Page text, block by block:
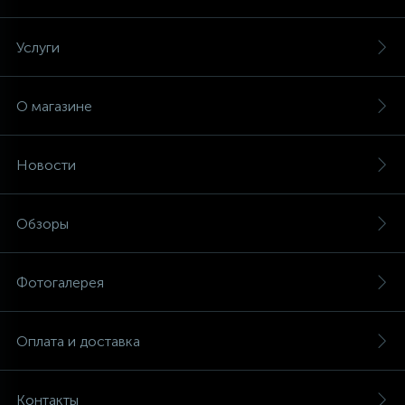
Услуги
О магазине
Новости
Обзоры
Фотогалерея
Оплата и доставка
Контакты